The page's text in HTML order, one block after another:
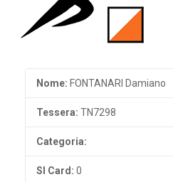
Nome: FONTANARI Damiano
Tessera: TN7298
Categoria:
SI Card: 0